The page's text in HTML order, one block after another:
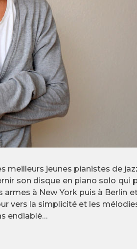
meilleurs jeunes pianistes de
son disque en piano solo
armes à New York puis à
vers la simplicité et les
endiablé…